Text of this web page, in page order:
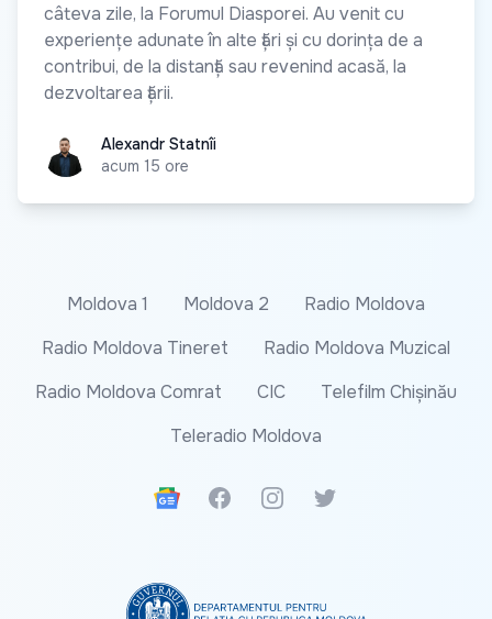
câteva zile, la Forumul Diasporei. Au venit cu
experiențe adunate în alte țări și cu dorința de a
contribui, de la distanță sau revenind acasă, la
dezvoltarea țării.
Alexandr Statnîi
Alexandr Statnîi
acum 15 ore
Moldova 1 Moldova 2
Radio Moldova
Radio Moldova Tineret
Radio Moldova Muzical
Radio Moldova Comrat
CIC
Telefilm Chișinău
Teleradio Moldova
Google News
FacebookInstagramTwitter